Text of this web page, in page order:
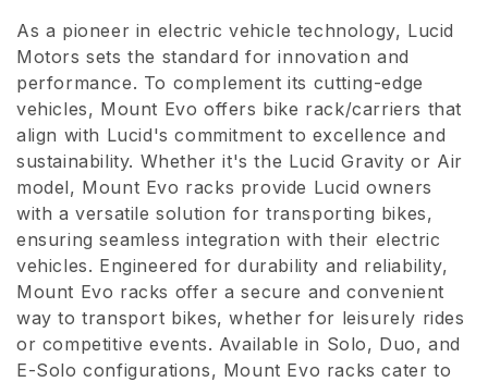
o
l
l
e
z
i
o
n
e
As a pioneer in electric vehicle technology, Lucid
Motors sets the standard for innovation and
performance. To complement its cutting-edge
vehicles, Mount Evo offers bike rack/carriers that
align with Lucid's commitment to excellence and
sustainability. Whether it's the Lucid Gravity or Air
model, Mount Evo racks provide Lucid owners
with a versatile solution for transporting bikes,
ensuring seamless integration with their electric
vehicles. Engineered for durability and reliability,
Mount Evo racks offer a secure and convenient
way to transport bikes, whether for leisurely rides
or competitive events. Available in Solo, Duo, and
E-Solo configurations, Mount Evo racks cater to